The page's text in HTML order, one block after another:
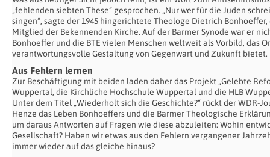
„fehlenden siebten These“ gesprochen. „Nur wer für die Juden
singen“, sagte der 1945 hingerichtete Theologe Dietrich
Mitglied der Bekennenden Kirche. Auf der Barmer Synode war er
Bonhoeffer und die BTE vielen Menschen weltweit als Vorbild, das
verantwortungsvolle Gestaltung von Gegenwart und Zukunft bietet.
Aus Fehlern lernen
Zur Beschäftigung mit beiden laden daher das Projekt „Gelebte
Wuppertal, die Kirchliche Hochschule Wuppertal und die HLB
Unter dem Titel „Wiederholt sich die Geschichte?“ rückt der WDR-
Henze das Leben Bonhoeffers und die Barmer Theologische
um daraus Antworten auf Fragen wie diese abzuleiten: Wohin
Gesellschaft? Haben wir etwas aus den Fehlern vergangener
immer wieder auf das gleiche hinaus?